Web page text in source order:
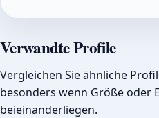
Verwandte Profile
Vergleichen Sie ähnliche
besonders wenn Größe oder
beieinanderliegen.